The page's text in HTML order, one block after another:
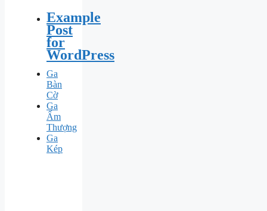
Example
Post
for
WordPress
Ga
Bàn
Cờ
Ga
Ấm
Thượng
Ga
Kép